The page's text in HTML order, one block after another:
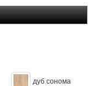
дуб сонома